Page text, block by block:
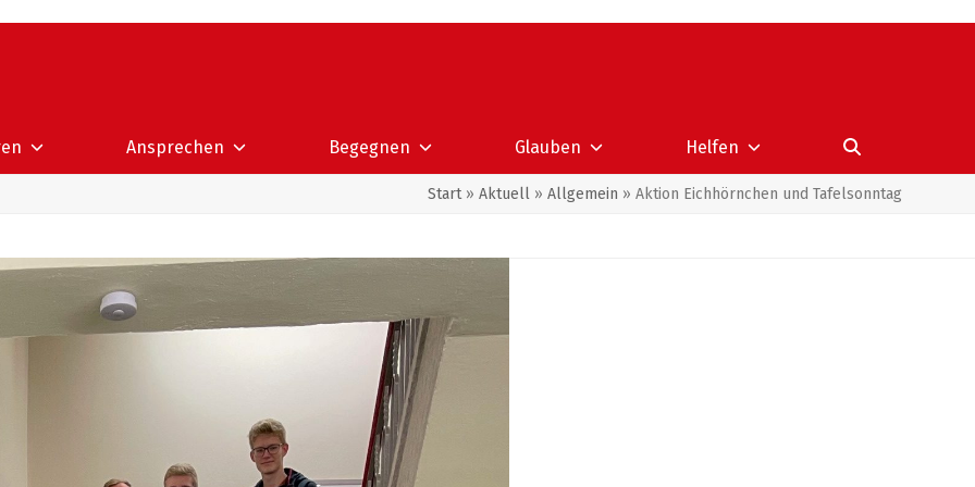
Ansprechen Begegnen Glauben Helfen
Start» Aktuell» Allgemein » Aktion Eichhörnchen und Tafelsonntag